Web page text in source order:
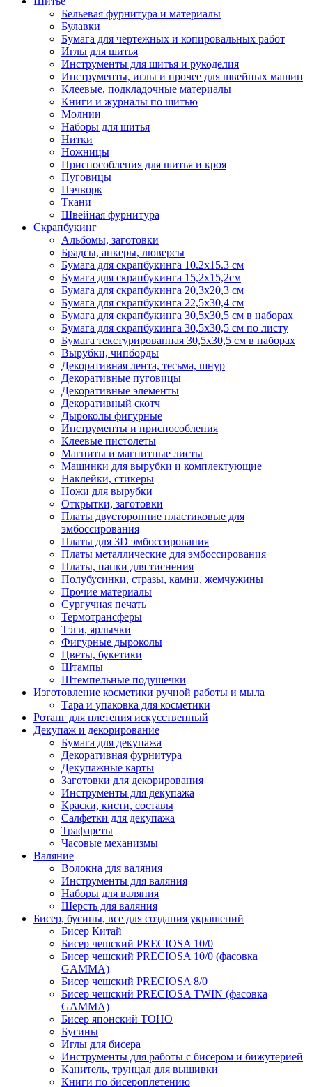
Бельевая фурнитура и материалы
Булавки
Бумага для чертежных и копировальных работ
Иглы для шитья
Инструменты для шитья и рукоделия
Инструменты, иглы и прочее для швейных машин
Клеевые, подкладочные материалы
Книги и журналы по шитью
Молнии
Наборы для шитья
Нитки
Ножницы
Приспособления для шитья и кроя
Пуговицы
Пэчворк
Ткани
Швейная фурнитура
Скрапбукинг
Альбомы, заготовки
Брадсы, анкеры, люверсы
Бумага для скрапбукинга 10.2х15.3 см
Бумага для скрапбукинга 15,2х15,2см
Бумага для скрапбукинга 20,3х20,3 см
Бумага для скрапбукинга 22,5х30,4 см
Бумага для скрапбукинга 30,5х30,5 см в наборах
Бумага для скрапбукинга 30,5х30,5 см по листу
Бумага текстурированная 30,5х30,5 см в наборах
Вырубки, чипборды
Декоративная лента, тесьма, шнур
Декоративные пуговицы
Декоративные элементы
Декоративный скотч
Дыроколы фигурные
Инструменты и приспособления
Клеевые пистолеты
Магниты и магнитные листы
Машинки для вырубки и комплектующие
Наклейки, стикеры
Ножи для вырубки
Открытки, заготовки
Платы двусторонние пластиковые для
эмбоссирования
Платы для 3D эмбоссирования
Платы металлические для эмбоссирования
Платы, папки для тиснения
Полубусинки, стразы, камни, жемчужины
Прочие материалы
Сургучная печать
Термотрансферы
Тэги, ярлычки
Фигурные дыроколы
Цветы, букетики
Штампы
Штемпельные подушечки
Изготовление косметики ручной работы и мыла
Тара и упаковка для косметики
Ротанг для плетения искусственный
Декупаж и декорирование
Бумага для декупажа
Декоративная фурнитура
Декупажные карты
Заготовки для декорирования
Инструменты для декупажа
Краски, кисти, составы
Салфетки для декупажа
Трафареты
Часовые механизмы
Валяние
Волокна для валяния
Инструменты для валяния
Наборы для валяния
Шерсть для валяния
Бисер, бусины, все для создания украшений
Бисер Китай
Бисер чешский PRECIOSA 10/0
Бисер чешский PRECIOSA 10/0 (фасовка
GAMMA)
Бисер чешский PRECIOSA 8/0
Бисер чешский PRECIOSA TWIN (фасовка
GAMMA)
Бисер японский TOHO
Бусины
Иглы для бисера
Инструменты для работы с бисером и бижутерией
Канитель, трунцал для вышивки
Книги по бисероплетению